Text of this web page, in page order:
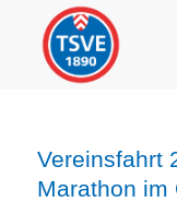
Vereinsfahrt
Marathon im